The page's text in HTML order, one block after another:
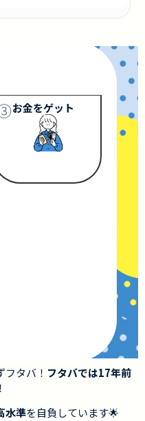
お金をゲット
タバ！ フタバでは17年前
水準を自負しています🌟